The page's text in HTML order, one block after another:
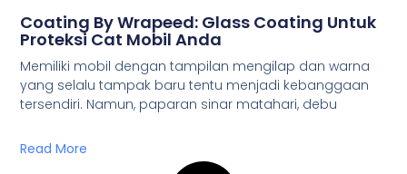
Coating By Wrapeed: Glass Coating Untuk
Proteksi Cat Mobil Anda
Memiliki mobil dengan tampilan mengilap dan warna
yang selalu tampak baru tentu menjadi kebanggaan
tersendiri. Namun, paparan sinar matahari, debu
Read More